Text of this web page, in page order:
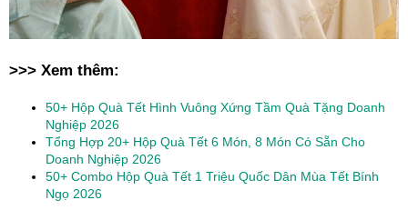
>>> Xem thêm:
50+ Hộp Quà Tết Hình Vuông Xứng Tầm Quà Tặng Doanh
Nghiệp 2026
Tổng Hợp 20+ Hộp Quà Tết 6 Món, 8 Món Có Sẵn Cho
Doanh Nghiệp 2026
50+ Combo Hộp Quà Tết 1 Triệu Quốc Dân Mùa Tết Bính
Ngọ 2026